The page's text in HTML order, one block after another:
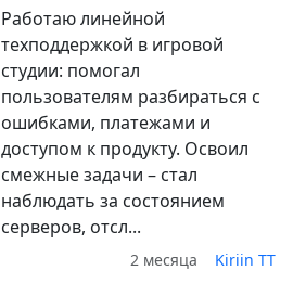
Работаю линейной
техподдержкой в игровой
студии: помогал
пользователям разбираться с
ошибками, платежами и
доступом к продукту. Освоил
смежные задачи – стал
наблюдать за состоянием
серверов, отсл...
2 месяца Kiriin TT